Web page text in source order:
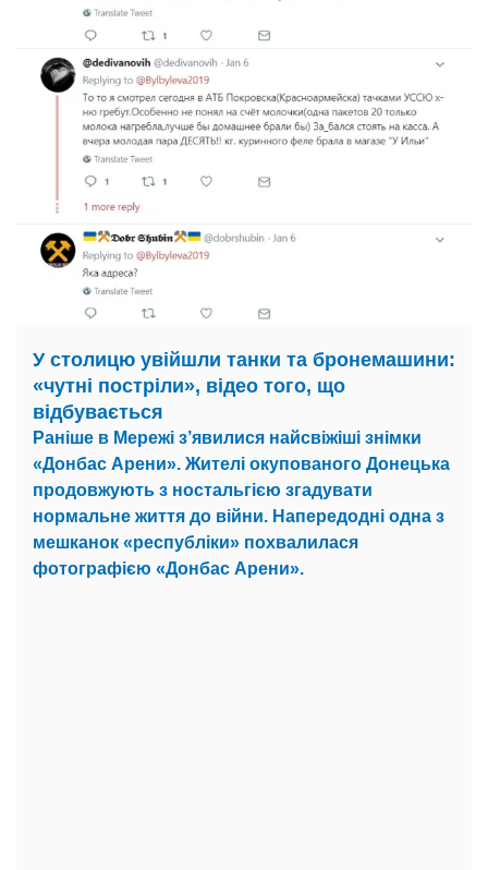
У столицю увійшли танки та бронемашини:
«чутні постріли», відео того, що
відбувається
Раніше в Мережі з’явилися найсвіжіші знімки
«Донбас Арени». Жителі окупованого Донецька
продовжують з ностальгією згадувати
нормальне життя до війни. Напередодні одна з
мешканок «республіки» похвалилася
фотографією «Донбас Арени».